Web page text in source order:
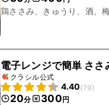
鶏ささみ、きゅうり、酒、
電子レンジで簡単 ささ
クラシル公式
4.40(79)
20分 300円